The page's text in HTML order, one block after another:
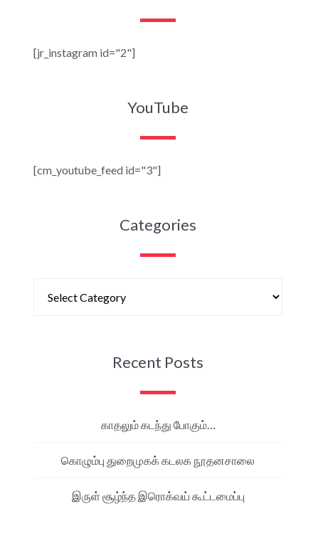
[jr_instagram id="2"]
YouTube
[cm_youtube_feed id="3"]
Categories
Recent Posts
காதலும் கடந்து போகும்…
கொழும்பு துறைமுகக் கடலக நூதனசாலை
இருள் சூழ்ந்த இரொக்வய் கூட்டமைப்பு